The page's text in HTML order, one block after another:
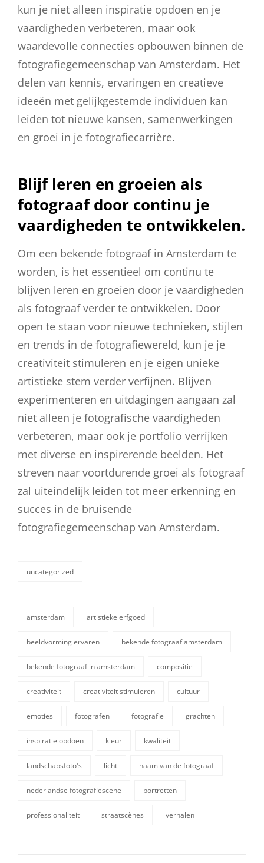
kun je niet alleen inspiratie opdoen en je
vaardigheden verbeteren, maar ook
waardevolle connecties opbouwen binnen de
fotografiegemeenschap van Amsterdam. Het
delen van kennis, ervaringen en creatieve
ideeën met gelijkgestemde individuen kan
leiden tot nieuwe kansen, samenwerkingen
en groei in je fotografiecarrière.
Blijf leren en groeien als
fotograaf door continu je
vaardigheden te ontwikkelen.
Om een bekende fotograaf in Amsterdam te
worden, is het essentieel om continu te
blijven leren en groeien door je vaardigheden
als fotograaf verder te ontwikkelen. Door
open te staan voor nieuwe technieken, stijlen
en trends in de fotografiewereld, kun je je
creativiteit stimuleren en je eigen unieke
artistieke stem verder verfijnen. Blijven
experimenteren en uitdagingen aangaan zal
niet alleen je fotografische vaardigheden
verbeteren, maar ook je portfolio verrijken
met diverse en inspirerende beelden. Het
streven naar voortdurende groei als fotograaf
zal uiteindelijk leiden tot meer erkenning en
succes in de bruisende
fotografiegemeenschap van Amsterdam.
categorieën
uncategorized
amsterdam artistieke erfgoed
beeldvorming ervaren bekende fotograaf amsterdam
bekende fotograaf in amsterdam compositie
creativiteit creativiteit stimuleren cultuur
emoties fotografen fotografie grachten
inspiratie opdoen kleur kwaliteit
landschapsfoto's licht naam van de fotograaf
nederlandse fotografiescene portretten
professionaliteit straatscènes verhalen